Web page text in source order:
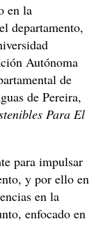
en la
departamento,
Autónoma
de
de Pereira,
Para El
para impulsar
y por ello en
en la
enfocado en